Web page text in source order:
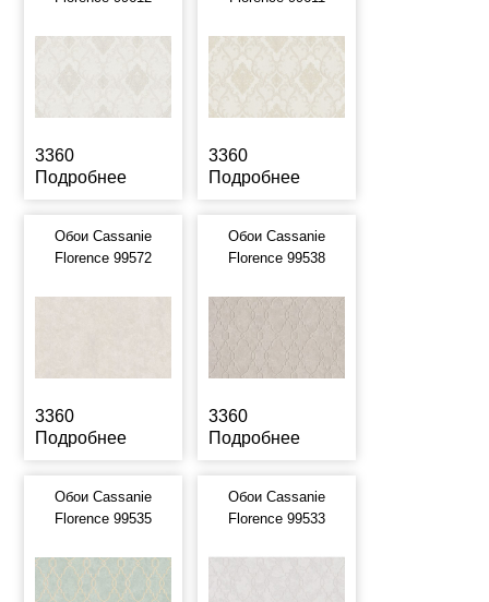
3360
Подробнее
3360
Подробнее
Обои Cassanie
Florence 99572
3360
Подробнее
Обои Cassanie
Florence 99538
3360
Подробнее
Обои Cassanie
Florence 99535
Обои Cassanie
Florence 99533